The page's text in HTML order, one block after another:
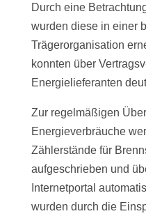
Durch eine
wurden diese in einer
Trägerorganisation
konnten über
Energielieferanten
Zur regelmäßigen
Energieverbräuche
Zählerstände für
aufgeschrieben und
Internetportal
wurden durch die